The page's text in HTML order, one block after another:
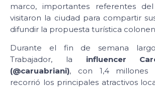
marco, importantes referentes
visitaron la ciudad para compartir
difundir la propuesta turística
Durante el fin de semana
Trabajador, la influencer
(@caruabriani), con 1,4 millones
recorrió los principales atractivos